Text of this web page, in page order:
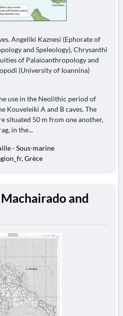
Angeliki Kaznesi (Ephorate of
and Speleology), Chrysanthi
of Palaioanthropology and
(University of Ioannina)
use in the Neolithic period of
Kouveleiki A and B caves. The
situated 50 m from one another,
in the...
- Sous-marine
Grèce
and